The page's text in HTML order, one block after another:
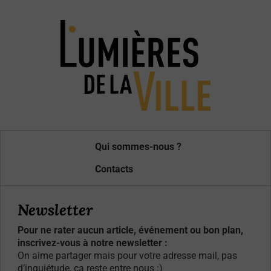
Qui sommes-nous ?
Contacts
Newsletter
Pour ne rater aucun article, événement ou bon plan,
inscrivez-vous à notre newsletter :
On aime partager mais pour votre adresse mail, pas
d’inquiétude, ça reste entre nous :)